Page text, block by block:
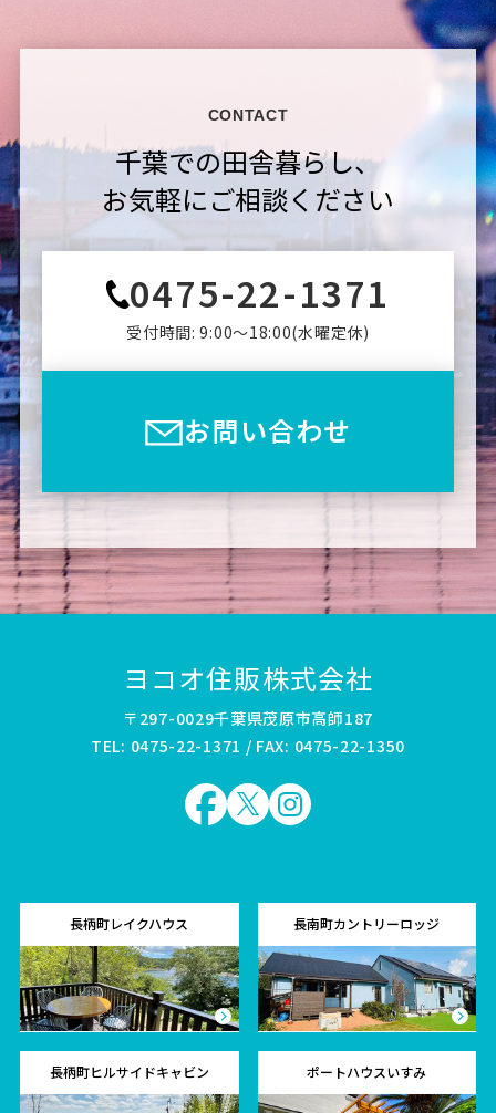
CONTACT
千葉での田舎暮らし、
お気軽にご相談ください
0475-22-1371
受付時間: 9:00〜18:00(⽔曜定休)
お問い合わせ
ヨコオ住販株式会社
〒297-0029千葉県茂原市高師187
TEL: 0475-22-1371 / FAX: 0475-22-1350
長柄町レイクハウス 長南町カントリーロッジ
長柄町ヒルサイドキャビン ポートハウスいすみ